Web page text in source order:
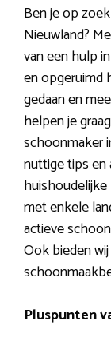
Ben je op
Nieuwland?
van een hulp
en opgeruimd
gedaan en
helpen je
schoonmaker
nuttige tips en
met enkele
actieve
Ook bieden
Pluspunten